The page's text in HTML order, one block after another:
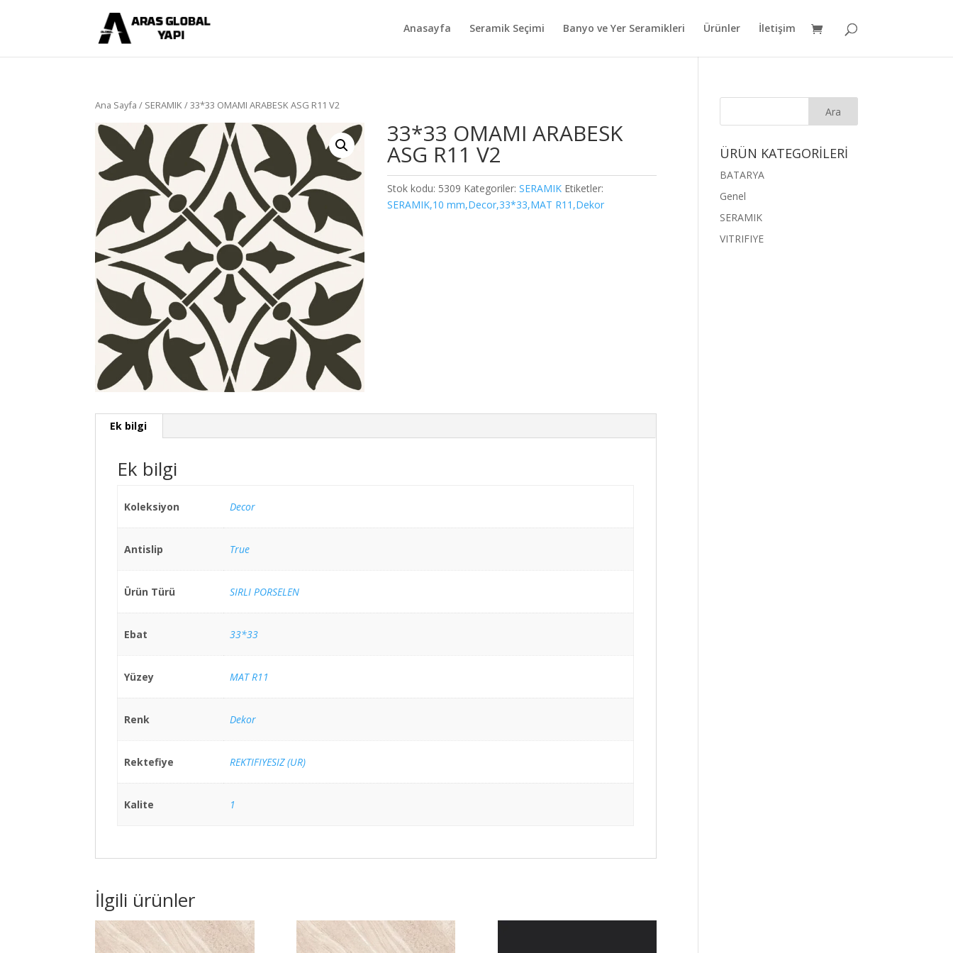
Anasayfa Seramik Seçimi Banyo ve Yer Seramikleri Ürünler İletişim
Ana Sayfa / SERAMIK/ 33*33 OMAMI ARABESK ASG R11 V2
33*33 OMAMI ARABESK
ASG R11 V2
Stok kodu: 5309 Kategoriler:SERAMIK Etiketler:
SERAMIK,10 mm,Decor,33*33,MAT R11,Dekor
Ek bilgi
Ek bilgi
Koleksiyon Decor
Antislip True
Ürün Türü SIRLI PORSELEN
Ebat 33*33
Yüzey MAT R11
Renk Dekor
Rektefiye REKTIFIYESIZ (UR)
Kalite 1
İlgili ürünler
ÜRÜN KATEGORİLERİ
BATARYA
Genel
SERAMIK
VITRIFIYE